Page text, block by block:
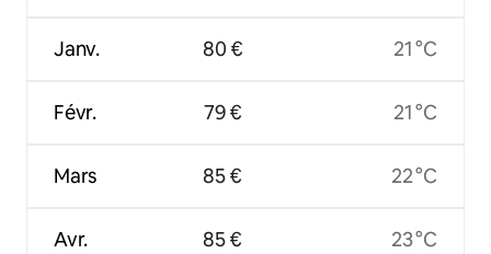
Janv.
Févr.
Mars
Avr.
80 €
79 €
85 €
85 €
21 °C
21 °C
22 °C
23 °C